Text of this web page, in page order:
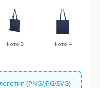
Фото 3 Фото 4
(PNG/JPG/SVG)